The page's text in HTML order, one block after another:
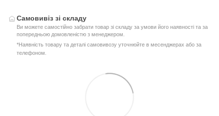
Самовивіз зі складу
Ви можете самостійно забрати товар зі складу за умови його наявності та за
попередньою домовленістю з менеджером.
*Наявність товару та деталі самовивозу уточнюйте в месенджерах або за
телефоном.